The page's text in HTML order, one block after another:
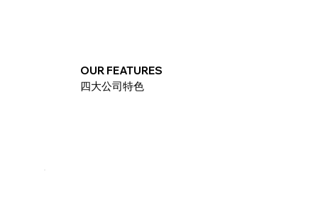
OUR FEATURES
四大公司特色